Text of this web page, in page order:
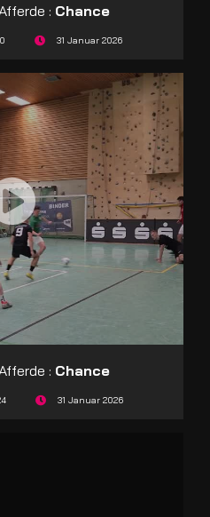
: Chance
31 Januar 2026
: Chance
31 Januar 2026